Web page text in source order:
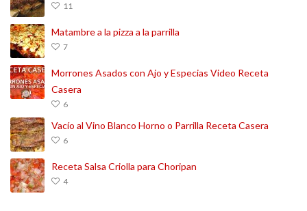
11
Matambre a la pizza a la parrilla
7
Morrones Asados con Ajo y Especias Video Receta
Casera
6
Vacío al Vino Blanco Horno o Parrilla Receta Casera
6
Receta Salsa Criolla para Choripan
4